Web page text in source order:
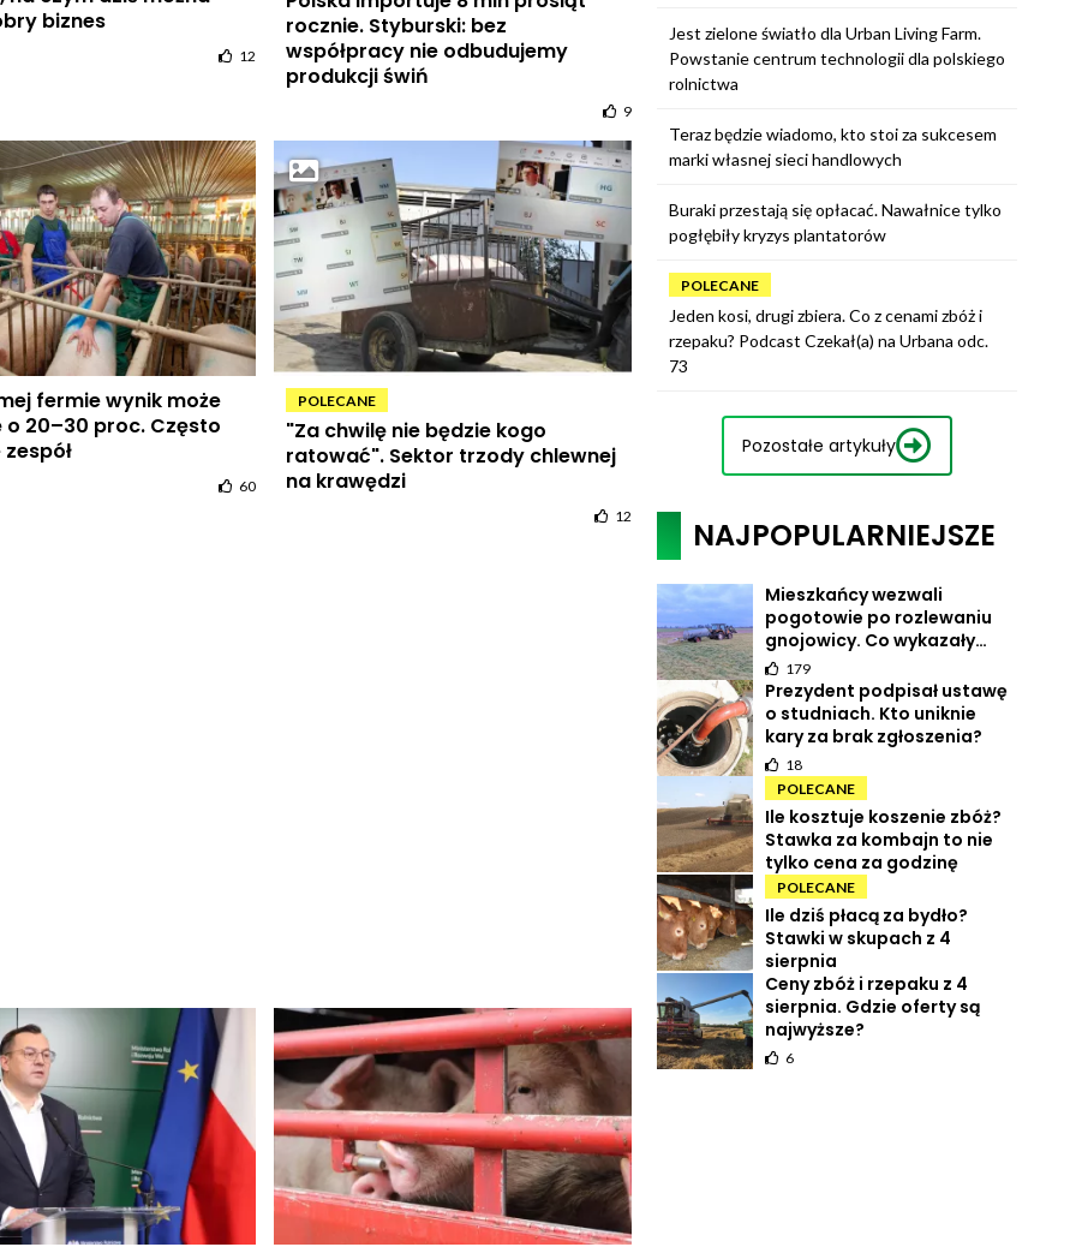
biznes
12
rocznie. Styburski: bez
współpracy nie odbudujemy
produkcji świń
9
fermie wynik może
o 20–30 proc. Często
60
POLECANE
"Za chwilę nie będzie kogo
ratować". Sektor trzody chlewnej
na krawędzi
12
Jest zielone światło dla Urban Living Farm.
Powstanie centrum technologii dla polskiego
rolnictwa
Teraz będzie wiadomo, kto stoi za sukcesem
marki własnej sieci handlowych
Buraki przestają się opłacać. Nawałnice tylko
pogłębiły kryzys plantatorów
POLECANE
Jeden kosi, drugi zbiera. Co z cenami zbóż i
rzepaku? Podcast Czekał(a) na Urbana odc.
73
Pozostałe artykuły
NAJPOPULARNIEJSZE
Mieszkańcy wezwali
pogotowie po rozlewaniu
gnojowicy. Co wykazały
pomiary?
179
Prezydent podpisał ustawę
o studniach. Kto uniknie
kary za brak zgłoszenia?
18
POLECANE
Ile kosztuje koszenie zbóż?
Stawka za kombajn to nie
tylko cena za godzinę
20
POLECANE
Ile dziś płacą za bydło?
Stawki w skupach z 4
sierpnia
9
Ceny zbóż i rzepaku z 4
sierpnia. Gdzie oferty są
najwyższe?
6